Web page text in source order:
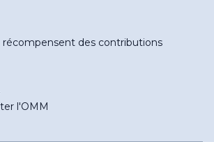
récompensent des contributions
l'OMM